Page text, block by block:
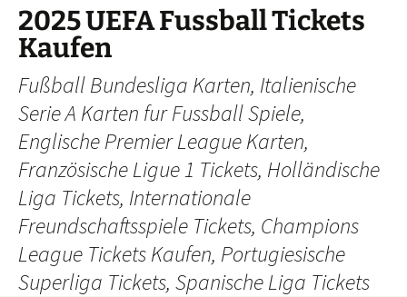
Skip
content
2025 UEFA Fussball Tickets
Kaufen
Fußball Bundesliga Karten, Italienische
Serie A Karten fur Fussball Spiele,
Englische Premier League Karten,
Französische Ligue 1 Tickets, Holländische
Liga Tickets, Internationale
Freundschaftsspiele Tickets, Champions
League Tickets Kaufen, Portugiesische
Superliga Tickets, Spanische Liga Tickets